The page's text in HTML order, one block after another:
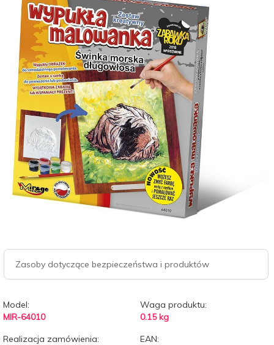
Zasoby dotyczące bezpieczeństwa i produktów
Model:
MIR-64010
Waga produktu:
0.15 kg
Realizacja zamówienia:
EAN: